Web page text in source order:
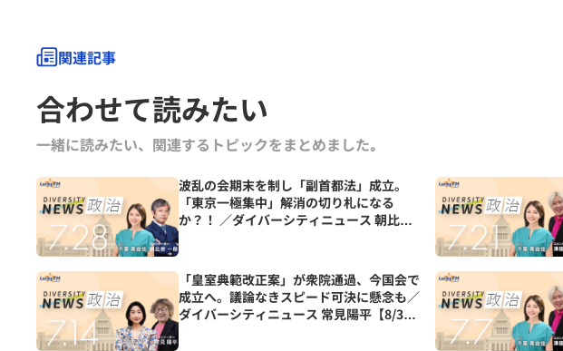
関連記事
合わせて読みたい
一緒に読みたい、関連するトピックをまとめました｡
波乱の会期末を制し「副首都法」成立。
「東京一極集中」解消の切り札になる
か？！ ／ダイバーシティニュース 朝比奈
「皇室典範改正案」が衆院通過、今国会で
成立へ。議論なきスピード可決に懸念も／
ダイバーシティニュース 常見陽平【8/31